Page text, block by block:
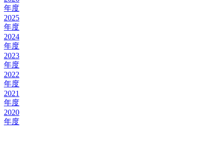
年度
2025
年度
2024
年度
2023
年度
2022
年度
2021
年度
2020
年度